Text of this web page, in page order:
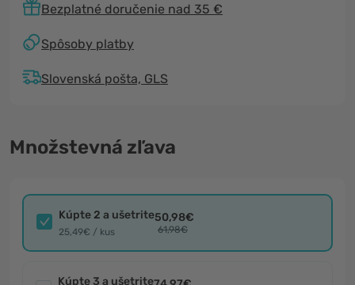
Bezplatné doručenie nad 35 €
Spôsoby platby
Slovenská pošta, GLS
Množstevná zľava
Kúpte 2 a ušetrite
25,49€ / kus
50,98€
61,98€
Kúpte 3 a ušetrite